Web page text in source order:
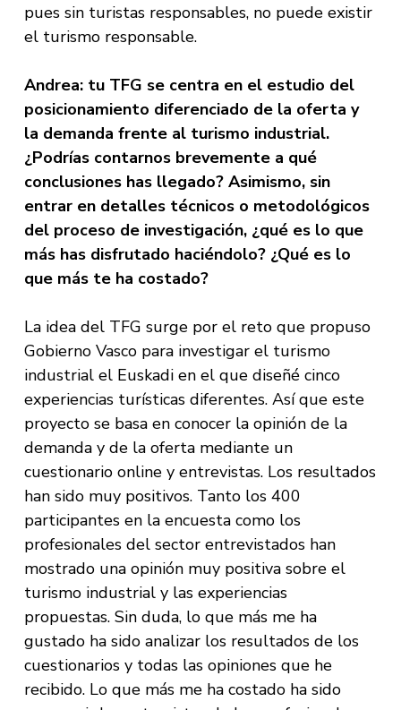
pues sin turistas responsables, no puede existir
el turismo responsable.
Andrea: tu TFG se centra en el estudio del
posicionamiento diferenciado de la oferta y
la demanda frente al turismo industrial.
¿Podrías contarnos brevemente a qué
conclusiones has llegado? Asimismo, sin
entrar en detalles técnicos o metodológicos
del proceso de investigación, ¿qué es lo que
más has disfrutado haciéndolo? ¿Qué es lo
que más te ha costado?
La idea del TFG surge por el reto que propuso
Gobierno Vasco para investigar el turismo
industrial el Euskadi en el que diseñé cinco
experiencias turísticas diferentes. Así que este
proyecto se basa en conocer la opinión de la
demanda y de la oferta mediante un
cuestionario online y entrevistas. Los resultados
han sido muy positivos. Tanto los 400
participantes en la encuesta como los
profesionales del sector entrevistados han
mostrado una opinión muy positiva sobre el
turismo industrial y las experiencias
propuestas. Sin duda, lo que más me ha
gustado ha sido analizar los resultados de los
cuestionarios y todas las opiniones que he
recibido. Lo que más me ha costado ha sido